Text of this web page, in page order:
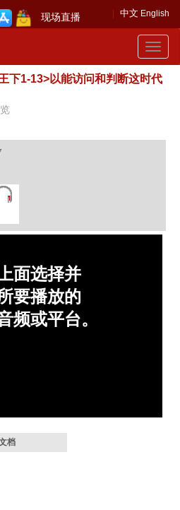
中文 English
现场直播
Toggle
下1-13>以能访问和判断这时代
档